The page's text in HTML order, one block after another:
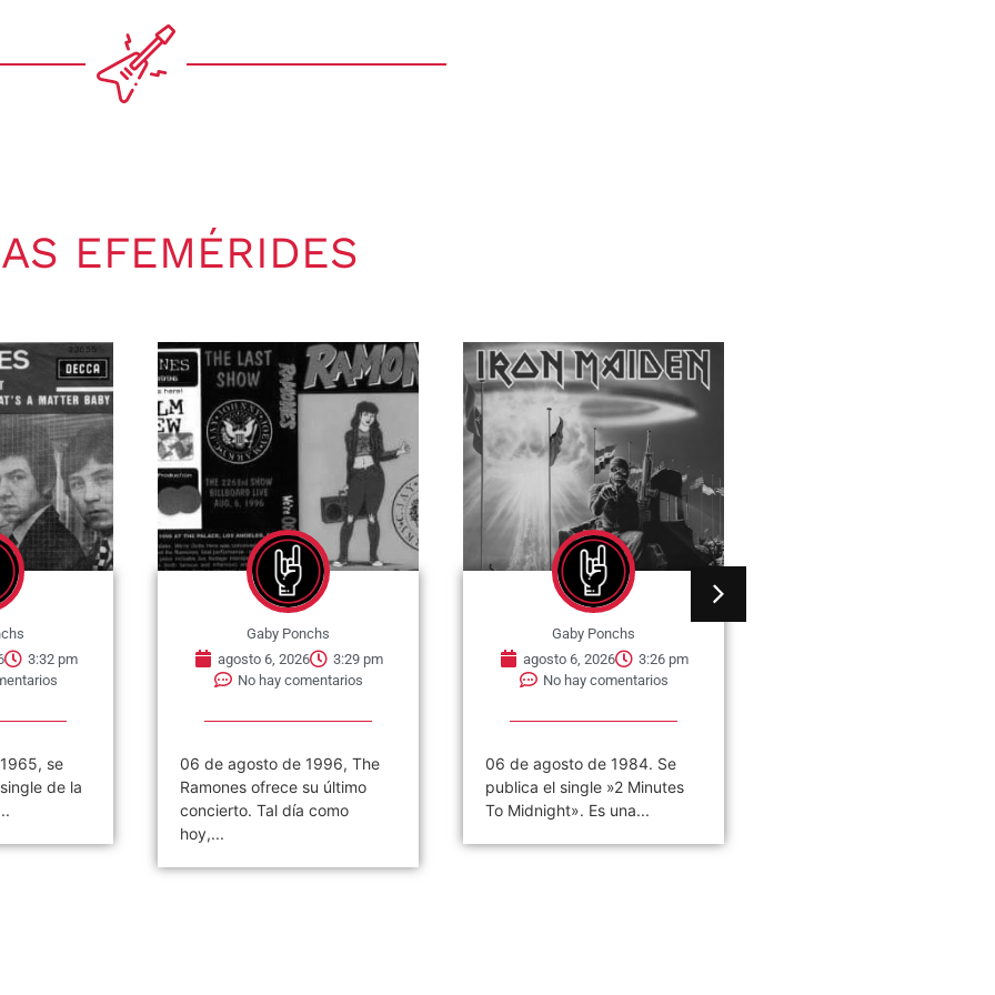
EFEMÉRIDES
3:32 pm
se
de la
Gaby Ponchs
agosto 6, 2026
3:29 pm
No hay comentarios
06 de agosto de 1996, The
Ramones ofrece su último
concierto. Tal día como
hoy,...
Gaby Ponchs
agosto 6, 2026
3:26 pm
No hay comentarios
06 de agosto de 1984. Se
publica el single »2 Minutes
To Midnight». Es una...